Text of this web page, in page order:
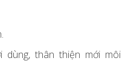
thân thiện mới môi